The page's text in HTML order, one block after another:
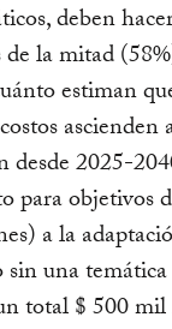
deben
la mitad
estiman
ascienden
desde 2025-
para objetivos
a la
sin una
total $ 500